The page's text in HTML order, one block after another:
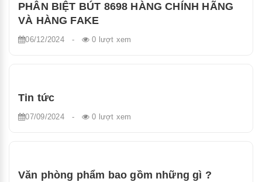
PHÂN BIỆT BÚT 8698 HÀNG CHÍNH HÃNG
VÀ HÀNG FAKE
06/12/2024- 0 lượt xem
Tin tức
07/09/2024- 0 lượt xem
Văn phòng phẩm bao gồm những gì ?